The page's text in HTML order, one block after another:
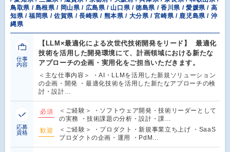
鳥取県 / 島根県 / 岡山県 / 広島県 / 山口県 / 徳島県 / 香川県 / 愛媛県 / 高
知県 / 福岡県 / 佐賀県 / 長崎県 / 熊本県 / 大分県 / 宮崎県 / 鹿児島県 / 沖
縄県
仕事
内容
【LLM×最適化による次世代技術開発をリード】 最適化
技術を活用した開発環境にて、計画領域における新たな
アプローチの企画・実用化をご担当いただきます。
＜主な仕事内容＞ ・AI・LLMを活用した新規ソリューション
の企画・開発 ・最適化技術を活用した新たなアプローチの検
討・設計…
応募
資格
必須
＜ご経験＞ ・ソフトウェア開発・技術リーダーとして
の実務 ・技術課題の分析・設計・課…
歓迎
＜ご経験＞ ・プロダクト・新規事業立ち上げ ・SaaS
プロダクトの企画・運用 ・PdM…